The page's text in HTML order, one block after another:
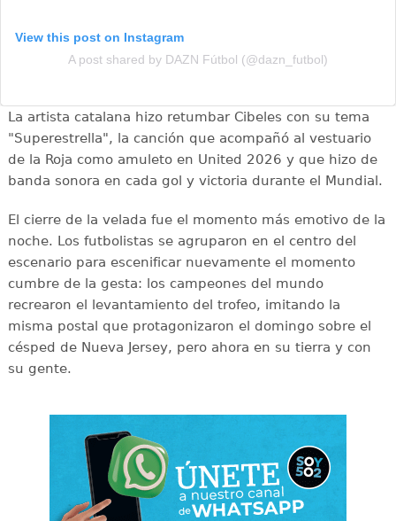
View this post on Instagram
A post shared by DAZN Fútbol (@dazn_futbol)
La artista catalana hizo retumbar Cibeles con su tema
"Superestrella", la canción que acompañó al vestuario
de la Roja como amuleto en United 2026 y que hizo de
banda sonora en cada gol y victoria durante el Mundial.
El cierre de la velada fue el momento más emotivo de la
noche. Los futbolistas se agruparon en el centro del
escenario para escenificar nuevamente el momento
cumbre de la gesta: los campeones del mundo
recrearon el levantamiento del trofeo, imitando la
misma postal que protagonizaron el domingo sobre el
césped de Nueva Jersey, pero ahora en su tierra y con
su gente.